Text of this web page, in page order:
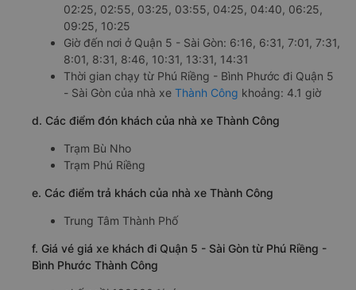
02:25, 02:55, 03:25, 03:55, 04:25, 04:40, 06:25,
09:25, 10:25
Giờ đến nơi ở Quận 5 - Sài Gòn: 6:16, 6:31, 7:01, 7:31,
8:01, 8:31, 8:46, 10:31, 13:31, 14:31
Thời gian chạy từ Phú Riềng - Bình Phước đi Quận 5
- Sài Gòn của nhà xe Thành Công khoảng: 4.1 giờ
d. Các điểm đón khách của nhà xe Thành Công
Trạm Bù Nho
Trạm Phú Riềng
e. Các điểm trả khách của nhà xe Thành Công
Trung Tâm Thành Phố
f. Giá vé giá xe khách đi Quận 5 - Sài Gòn từ Phú Riềng -
Bình Phước Thành Công